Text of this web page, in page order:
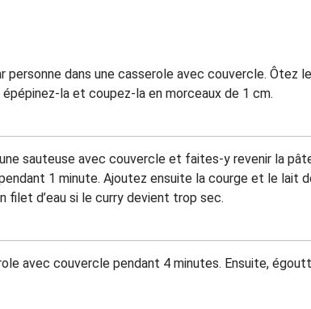
personne dans une casserole avec couvercle. Ôtez
la et coupez-la en morceaux de 1 cm.
sauteuse avec couvercle et faites-y revenir la
1 minute. Ajoutez ensuite la courge et le lait
filet d’eau si le curry devient trop sec.
avec couvercle pendant 4 minutes. Ensuite,